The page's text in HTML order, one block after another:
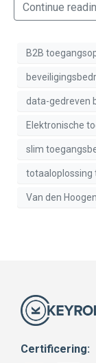
Continue
B2B
data-gedreven
Elektronische
slim
totaaloplossing
Van den
Certificering: